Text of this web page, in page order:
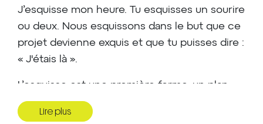
J’esquisse mon heure. Tu esquisses un sourire
ou deux. Nous esquissons dans le but que ce
projet devienne exquis et que tu puisses dire :
« J'étais là ».
L’esquisse est une première forme, un plan,
une pensée, une idée, un nuage. En dessin,
on peut parler d’un croquis. En littérature, de
Lire plus